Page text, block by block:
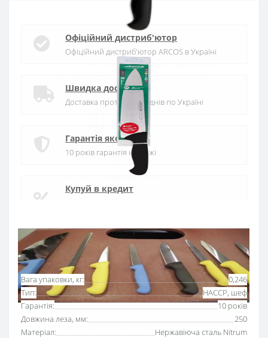
Основні характеристики Всі характеристики
Вага упаковки, кг:
0,246
Тип:
HACCP, шеф
Гарантія:
10 років
Довжина леза, мм:
250
Матеріал:
Нержавіюча сталь Nitrum
Офіційний дистриб'ютор
Офіційний дистриб'ютор ARCOS в Україні
Швидка доставка
Доставка протягом 1-3 днів по Україні
Гарантія якості
10 років гарантія на ножі
Купуй в кредит